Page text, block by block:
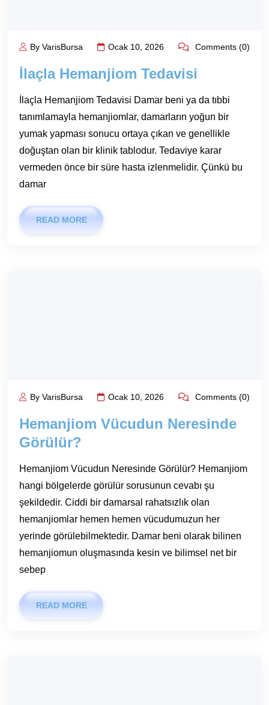
By VarisBursa Ocak 10, 2026 Comments (0)
İlaçla Hemanjiom Tedavisi
İlaçla Hemanjiom Tedavisi Damar beni ya da tıbbi
tanımlamayla hemanjiomlar, damarların yoğun bir
yumak yapması sonucu ortaya çıkan ve genellikle
doğuştan olan bir klinik tablodur. Tedaviye karar
vermeden önce bir süre hasta izlenmelidir. Çünkü bu
damar
READ MORE
By VarisBursa Ocak 10, 2026 Comments (0)
Hemanjiom Vücudun Neresinde
Görülür?
Hemanjiom Vücudun Neresinde Görülür? Hemanjiom
hangi bölgelerde görülür sorusunun cevabı şu
şekildedir. Ciddi bir damarsal rahatsızlık olan
hemanjiomlar hemen hemen vücudumuzun her
yerinde görülebilmektedir. Damar beni olarak bilinen
hemanjiomun oluşmasında kesin ve bilimsel net bir
sebep
READ MORE